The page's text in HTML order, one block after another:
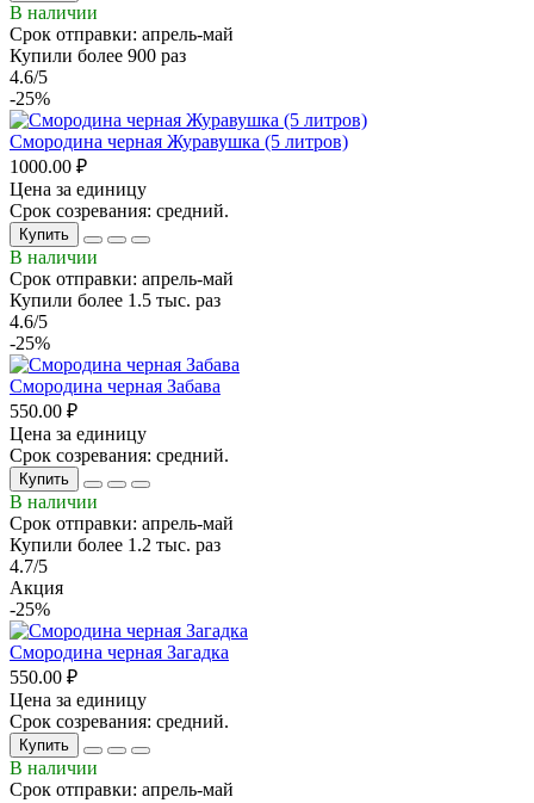
В наличии
Срок отправки: апрель-май
Купили более 900 раз
4.6/5
-25%
Смородина черная Журавушка (5 литров)
1000.00 ₽
Цена за единицу
Срок созревания: средний.
Купить
В наличии
Срок отправки: апрель-май
Купили более 1.5 тыс. раз
4.6/5
-25%
Смородина черная Забава
550.00 ₽
Цена за единицу
Срок созревания: средний.
Купить
В наличии
Срок отправки: апрель-май
Купили более 1.2 тыс. раз
4.7/5
Акция
-25%
Смородина черная Загадка
550.00 ₽
Цена за единицу
Срок созревания: средний.
Купить
В наличии
Срок отправки: апрель-май